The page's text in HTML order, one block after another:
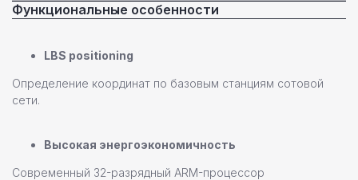
Функциональные особенности
LBS positioning
Определение координат по базовым станциям сотовой
сети.
Высокая энергоэкономичность
Современный 32-разрядный ARM-процессор